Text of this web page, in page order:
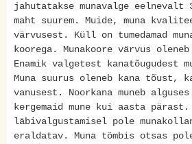
jahutatakse munavalge
maht suurem. Muide, muna
värvusest. Küll on tumedamad
koorega. Munakoore värvus
Enamik valgetest kanatõugudest
Muna suurus oleneb kana tõust,
vanusest. Noorkana muneb
kergemaid mune kui aasta pärast.
läbivalgustamisel pole
eraldatav. Muna tömbis otsas